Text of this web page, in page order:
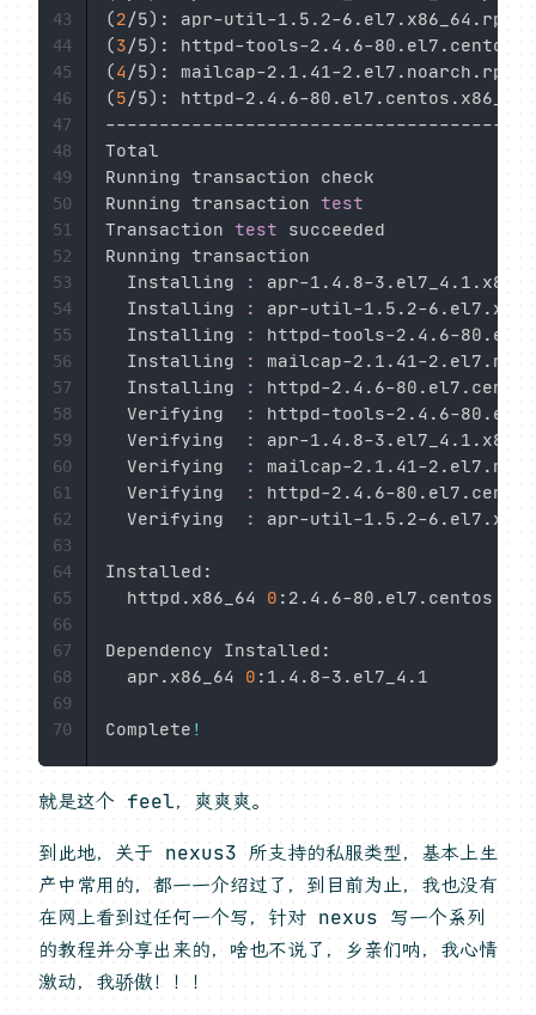
(2/5) : apr-
(3/5) : httpd-
(4/5) :
(5/5) : httpd-
Running transaction check
Running transaction test
Transaction test succeeded
Running transaction
  Installing
:
  Installing
:
  Installing
:
  Installing
:
  Installing
:
  Verifying
:
  Verifying
:
  Verifying
:
  Verifying
:
  Verifying
:
Installed:
  httpd.x86_64
0 :2.4.6-80.el7.centos
Dependency Installed:
  apr.x86_64
0 :1.4.8-3.el7_4.1
Complete !
43
44
45
46
47
48
49
50
51
52
53
54
55
56
57
58
59
60
61
62
63
64
65
66
67
68
69
70
就是这个 feel，爽爽爽。
到此地，关于 nexus3 所支持的私服类型，基本上生
产中常用的，都一一介绍过了，到目前为止，我也没有
在网上看到过任何一个写，针对 nexus 写一个系列
的教程并分享出来的，啥也不说了，乡亲们呐，我心情
激动，我骄傲！！！